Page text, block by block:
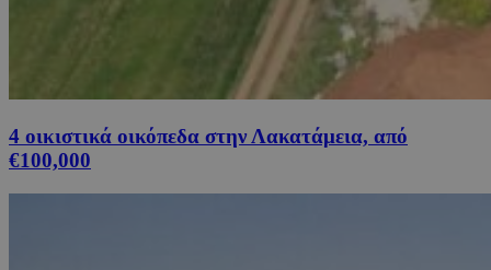
4 οικιστικά οικόπεδα στην Λακατάμεια, από
€100,000